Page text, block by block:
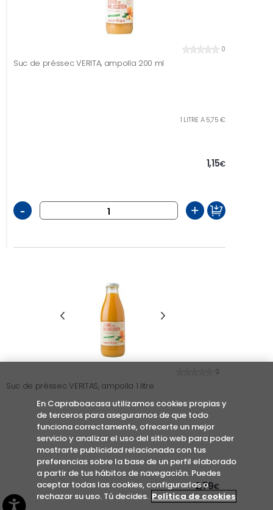
0
Suc de préssec VERITA, ampolla 200 ml
1 LITRE A 5,75 €
1,15€
- +
0
Suc de préssec VERITAS, ampolla 1 litre
2,79€
En Capraboacasa utilizamos cookies propias y
de terceros para asegurarnos de que todo
funciona correctamente, ofrecerte un mejor
servicio y analizar el uso del sitio web para poder
mostrarte publicidad relacionada con tus
preferencias sobre la base de un perfil elaborado
a partir de tus hábitos de navegación. Puedes
aceptar todas las cookies, configurarlas o
rechazar su uso. Tú decides. Política de cookies